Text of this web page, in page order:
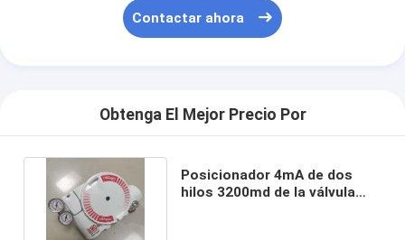
Contactar ahora
Obtenga El Mejor Precio Por
Posicionador 4mA de dos
hilos 3200md de la válvula